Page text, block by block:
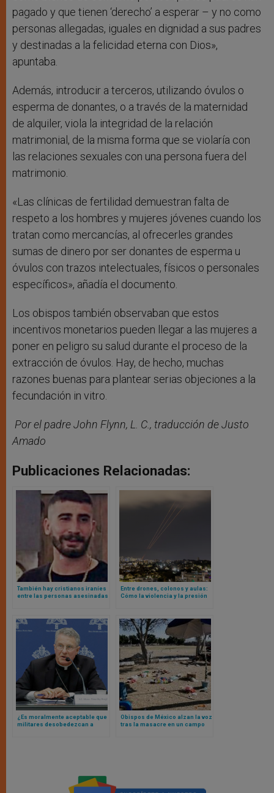
pagado y que tienen ‘derecho’ a esperar – y no como
personas allegadas, iguales en dignidad a sus padres
y destinadas a la felicidad eterna con Dios»,
apuntaba.
Además, introducir a terceros, utilizando óvulos o
esperma de donantes, o a través de la maternidad
de alquiler, viola la integridad de la relación
matrimonial, de la misma forma que se violaría con
las relaciones sexuales con una persona fuera del
matrimonio.
«Las clínicas de fertilidad demuestran falta de
respeto a los hombres y mujeres jóvenes cuando los
tratan como mercancías, al ofrecerles grandes
sumas de dinero por ser donantes de esperma u
óvulos con trazos intelectuales, físicos o personales
específicos», añadía el documento.
Los obispos también observaban que estos
incentivos monetarios pueden llegar a las mujeres a
poner en peligro su salud durante el proceso de la
extracción de óvulos. Hay, de hecho, muchas
razones buenas para plantear serias objeciones a la
fecundación in vitro.
Por el padre John Flynn, L. C., traducción de Justo
Amado
Publicaciones Relacionadas:
También hay cristianos iraníes
entre las personas asesinadas
Entre drones, colonos y aulas:
Cómo la violencia y la presión
palestina
¿Es moralmente aceptable que
militares desobedezcan a
Obispos de México alzan la voz
tras la masacre en un campo